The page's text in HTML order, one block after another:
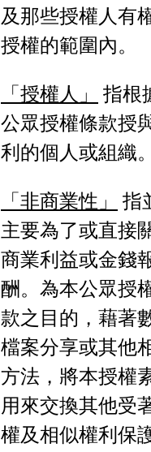
及那些授權人有
授權的範圍內。
「授權人」
指根
公眾授權條款授
利的個人或組織。
「非商業性」
指
主要為了或直接
商業利益或金錢
酬。為本公眾授
款之目的，藉著
檔案分享或其他
方法，將本授權
用來交換其他受
權及相似權利保